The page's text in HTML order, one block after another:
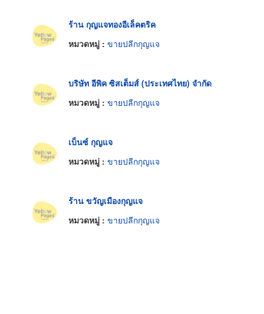
ร้าน กุญแจทองอีเล็คตริค
หมวดหมู่ : ขายปลีกกุญแจ
บริษัท อีพิค ซิสเต็มส์ (ประเทศไทย) จำกัด
หมวดหมู่ : ขายปลีกกุญแจ
เบ็นซ์ กุญแจ
หมวดหมู่ : ขายปลีกกุญแจ
ร้าน ขวัญเมืองกุญแจ
หมวดหมู่ : ขายปลีกกุญแจ